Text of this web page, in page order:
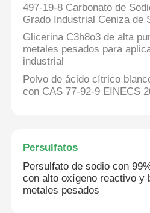
497-19-8 Carbonato de
Grado Industrial Ceniza de
Glicerina C3h8o3 de alta
metales pesados para
industrial
Polvo de ácido cítrico
con CAS 77-92-9 EINECS
Persulfatos
Persulfato de sodio con
con alto oxígeno reactivo y
metales pesados